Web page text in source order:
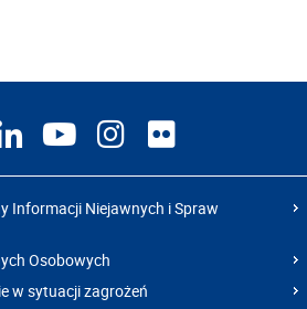
Informacji Niejawnych i Spraw
Osobowych
w sytuacji zagrożeń